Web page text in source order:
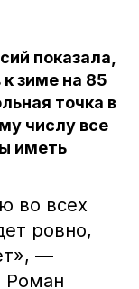
показала,
зиме на 85
точка в
числу все
иметь
во всех
ровно,
—
Роман